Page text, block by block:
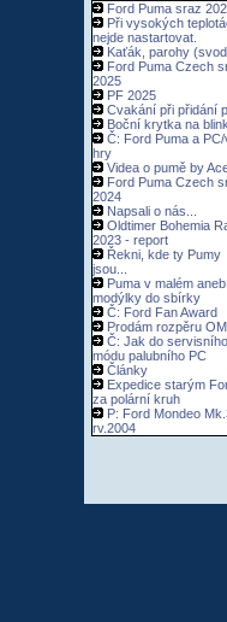
Ford Puma sraz
Při vysokých
nejde nastartovat.
Kaťák, parohy
Ford Puma Czech
2025
PF 2025
Cvakání při přidání
Boční krytka na
Č: Ford Puma a
hry
Videa o pumě by
Ford Puma Czech
2024
Napsali o nás...
Oldtimer Bohemia
2023 - report
Řekni, kde ty Pumy
jsou...
Puma v malém aneb
modýlky do sbírky
Č: Ford Fan Award
Prodám rozpěru
Č: Jak do servisního
módu palubního PC
Články
Expedice starým
za polární kruh
P: Ford Mondeo
rv.2004